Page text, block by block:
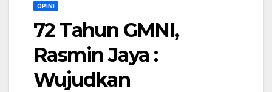
OPINI
72 Tahun GMNI,
Rasmin Jaya :
Wujudkan